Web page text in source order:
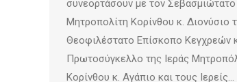
συνεορτάσουν με τον Σεβασμιώτατο
Μητροπολίτη Κορίνθου κ. Διονύσιο
Θεοφιλέστατο Επίσκοπο Κεγχρεών
Πρωτοσύγκελλο της Ιεράς
Κορίνθου κ. Αγάπιο και τους Ιερείς…